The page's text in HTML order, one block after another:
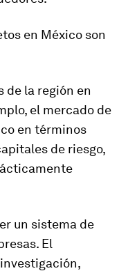
en México son
de la región en
el mercado de
en términos
de riesgo,
un sistema de
El